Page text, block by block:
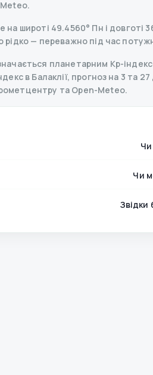
Meteo.
на широті 49.4560° Пн і довготі
рідко — переважно під час
планетарним Kp-
в Балаклії, прогноз на 3 та
та Open-Meteo.
Чи
Чи
Звідки